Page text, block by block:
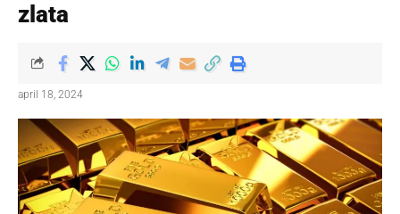
zlata
april 18, 2024